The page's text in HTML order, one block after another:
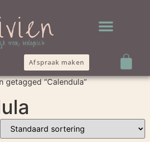
Afspraak maken
“Calendula”